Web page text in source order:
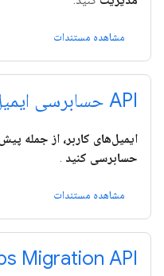
مشاهده مستندات
API حسابرسی ایمیل
ایمیل‌های کاربر، از جمله
حسابرسی کنید .
مشاهده مستندات
Migration API